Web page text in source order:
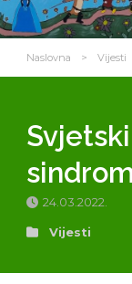
Naslovna > Vijesti
24.03.2022.
Vijesti